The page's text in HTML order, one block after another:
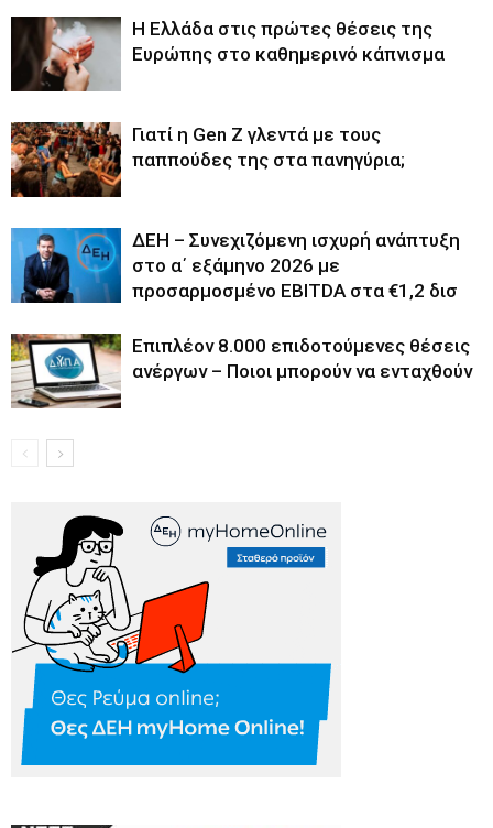
Η Ελλάδα στις πρώτες θέσεις της
Ευρώπης στο καθημερινό κάπνισμα
Γιατί η Gen Z γλεντά με τους
παππούδες της στα πανηγύρια;
ΔΕΗ – Συνεχιζόμενη ισχυρή ανάπτυξη
στο α΄ εξάμηνο 2026 με
προσαρμοσμένο EBITDA στα €1,2 δισ
Επιπλέον 8.000 επιδοτούμενες θέσεις
ανέργων – Ποιοι μπορούν να ενταχθούν